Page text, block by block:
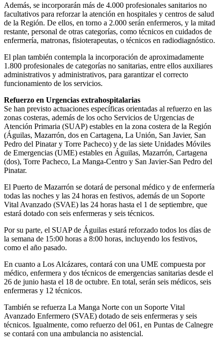
Además, se incorporarán más de 4.000 profesionales sanitarios no
facultativos para reforzar la atención en hospitales y centros de salud
de la Región. De ellos, en torno a 2.000 serán enfermeros, y la mitad
restante, personal de otras categorías, como técnicos en cuidados de
enfermería, matronas, fisioterapeutas, o técnicos en radiodiagnóstico.
El plan también contempla la incorporación de aproximadamente
1.800 profesionales de categorías no sanitarias, entre ellos auxiliares
administrativos y administrativos, para garantizar el correcto
funcionamiento de los servicios.
Refuerzo en Urgencias extrahospitalarias
Se han previsto actuaciones específicas orientadas al refuerzo en las
zonas costeras, además de los ocho Servicios de Urgencias de
Atención Primaria (SUAP) estables en la zona costera de la Región
(Águilas, Mazarrón, dos en Cartagena, La Unión, San Javier, San
Pedro del Pinatar y Torre Pacheco) y de las siete Unidades Móviles
de Emergencias (UME) estables en Águilas, Mazarrón, Cartagena
(dos), Torre Pacheco, La Manga-Centro y San Javier-San Pedro del
Pinatar.
El Puerto de Mazarrón se dotará de personal médico y de enfermería
todas las noches y las 24 horas en festivos, además de un Soporte
Vital Avanzado (SVAE) las 24 horas hasta el 1 de septiembre, que
estará dotado con seis enfermeras y seis técnicos.
Por su parte, el SUAP de Águilas estará reforzado todos los días de
la semana de 15:00 horas a 8:00 horas, incluyendo los festivos,
como el año pasado.
En cuanto a Los Alcázares, contará con una UME compuesta por
médico, enfermera y dos técnicos de emergencias sanitarias desde el
26 de junio hasta el 18 de octubre. En total, serán seis médicos, seis
enfermeras y 12 técnicos.
También se refuerza La Manga Norte con un Soporte Vital
Avanzado Enfermero (SVAE) dotado de seis enfermeras y seis
técnicos. Igualmente, como refuerzo del 061, en Puntas de Calnegre
se contará con una ambulancia no asistencial.